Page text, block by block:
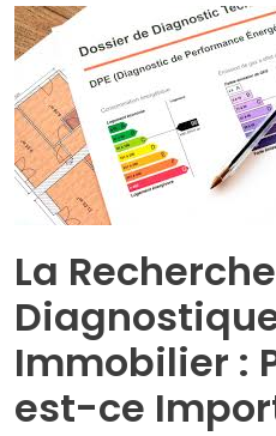
La
Immobilier :
est-ce